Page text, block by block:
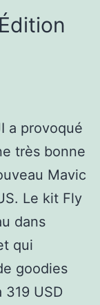
a provoqué
très bonne
Mavic
Le kit Fly
dans
qui
goodies
USD